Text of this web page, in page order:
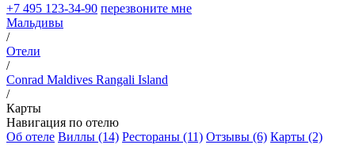
+7 495 123-34-90 перезвоните мне
Мальдивы
/
Отели
/
Conrad Maldives Rangali Island
/
Карты
Навигация по отелю
Об отеле Виллы (14) Рестораны (11) Отзывы (6) Карты (2)